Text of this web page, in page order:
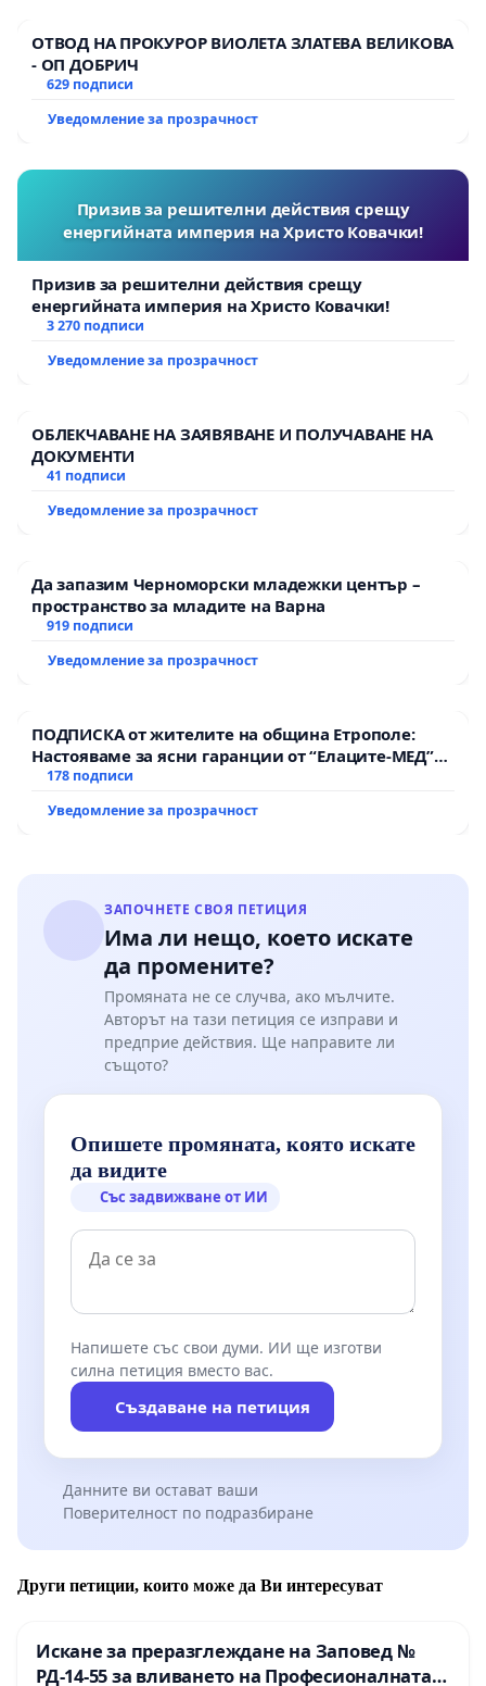
ОТВОД НА ПРОКУРОР ВИОЛЕТА ЗЛАТЕВА ВЕЛИКОВА
- ОП ДОБРИЧ
629 подписи
Уведомление за прозрачност
Призив за решителни действия срещу
енергийната империя на Христо Ковачки!
Призив за решителни действия срещу
енергийната империя на Христо Ковачки!
3 270 подписи
Уведомление за прозрачност
ОБЛЕКЧАВАНЕ НА ЗАЯВЯВАНЕ И ПОЛУЧАВАНЕ НА
ДОКУМЕНТИ
41 подписи
Уведомление за прозрачност
Да запазим Черноморски младежки център –
пространство за младите на Варна
919 подписи
Уведомление за прозрачност
ПОДПИСКА от жителите на община Етрополе:
Настояваме за ясни гаранции от “Елаците-МЕД”
АД и от държавата, че ще се изпълнят всички
178 подписи
Уведомление за прозрачност
ЗАПОЧНЕТЕ СВОЯ ПЕТИЦИЯ
Има ли нещо, което искате
да промените?
Промяната не се случва, ако мълчите.
Авторът на тази петиция се изправи и
предприе действия. Ще направите ли
същото?
Опишете промяната, която искате
да видите
Със задвижване от ИИ
Напишете със свои думи. ИИ ще изготви
силна петиция вместо вас.
Създаване на петиция
Данните ви остават ваши
Поверителност по подразбиране
Други петиции, които може да Ви интересуват
Искане за преразглеждане на Заповед №
РД-14-55 за вливането на Професионалната